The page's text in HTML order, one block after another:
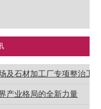
及石材加工厂专项整治工作
产业格局的全新力量